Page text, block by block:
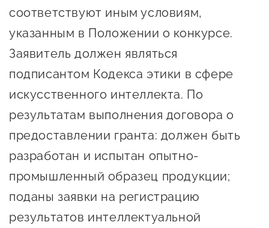
соответствуют иным условиям,
указанным в Положении о конкурсе.
Заявитель должен являться
подписантом Кодекса этики в сфере
искусственного интеллекта. По
результатам выполнения договора о
предоставлении гранта: должен быть
разработан и испытан опытно-
промышленный образец продукции;
поданы заявки на регистрацию
результатов интеллектуальной